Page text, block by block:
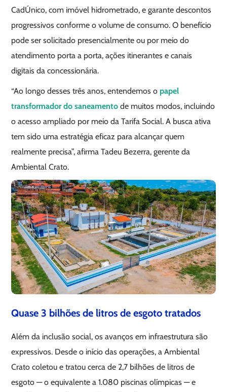
CadÚnico, com imóvel hidrometrado, e garante descontos
progressivos conforme o volume de consumo. O benefício
pode ser solicitado presencialmente ou por meio do
atendimento porta a porta, ações itinerantes e canais
digitais da concessionária.
“Ao longo desses três anos, entendemos o papel
transformador do saneamento de muitos modos, incluindo
o acesso ampliado por meio da Tarifa Social. A busca ativa
tem sido uma estratégia eficaz para alcançar quem
realmente precisa”, afirma Tadeu Bezerra, gerente da
Ambiental Crato.
Quase 3 bilhões de litros de esgoto tratados
Além da inclusão social, os avanços em infraestrutura são
expressivos. Desde o início das operações, a Ambiental
Crato coletou e tratou cerca de 2,7 bilhões de litros de
esgoto — o equivalente a 1.080 piscinas olímpicas — e